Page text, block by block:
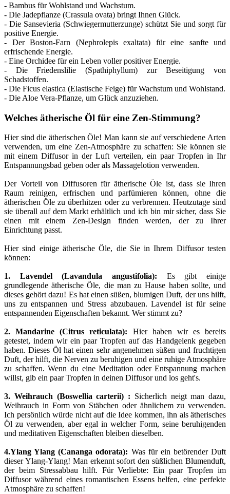
- Bambus für Wohlstand und Wachstum.
- Die Jadepflanze (Crassula ovata) bringt Ihnen Glück.
- Die Sansevieria (Schwiegermutterzunge) schützt Sie und sorgt für
positive Energie.
- Der Boston-Farn (Nephrolepis exaltata) für eine sanfte und
erfrischende Energie.
- Eine Orchidee für ein Leben voller positiver Energie.
- Die Friedenslilie (Spathiphyllum) zur Beseitigung von
Schadstoffen.
- Die Ficus elastica (Elastische Feige) für Wachstum und Wohlstand.
- Die Aloe Vera-Pflanze, um Glück anzuziehen.
Welches ätherische Öl für eine Zen-Stimmung?
Hier sind die ätherischen Öle! Man kann sie auf verschiedene Arten
verwenden, um eine Zen-Atmosphäre zu schaffen: Sie können sie
mit einem Diffusor in der Luft verteilen, ein paar Tropfen in Ihr
Entspannungsbad geben oder als Massagelotion verwenden.
Der Vorteil von Diffusoren für ätherische Öle ist, dass sie Ihren
Raum reinigen, erfrischen und parfümieren können, ohne die
ätherischen Öle zu überhitzen oder zu verbrennen. Heutzutage sind
sie überall auf dem Markt erhältlich und ich bin mir sicher, dass Sie
einen mit einem Zen-Design finden werden, der zu Ihrer
Einrichtung passt.
Hier sind einige ätherische Öle, die Sie in Ihrem Diffusor testen
können:
1. Lavendel (Lavandula angustifolia): Es gibt einige
grundlegende ätherische Öle, die man zu Hause haben sollte, und
dieses gehört dazu! Es hat einen süßen, blumigen Duft, der uns hilft,
uns zu entspannen und Stress abzubauen. Lavendel ist für seine
entspannenden Eigenschaften bekannt. Wer stimmt zu?
2. Mandarine (Citrus reticulata): Hier haben wir es bereits
getestet, indem wir ein paar Tropfen auf das Handgelenk gegeben
haben. Dieses Öl hat einen sehr angenehmen süßen und fruchtigen
Duft, der hilft, die Nerven zu beruhigen und eine ruhige Atmosphäre
zu schaffen. Wenn du eine Meditation oder Entspannung machen
willst, gib ein paar Tropfen in deinen Diffusor und los geht's.
3. Weihrauch (Boswellia carterii) : Sicherlich neigt man dazu,
Weihrauch in Form von Stäbchen oder ähnlichem zu verwenden.
Ich persönlich würde nicht auf die Idee kommen, ihn als ätherisches
Öl zu verwenden, aber egal in welcher Form, seine beruhigenden
und meditativen Eigenschaften bleiben dieselben.
4.Ylang Ylang (Cananga odorata): Was für ein betörender Duft
dieser Ylang-Ylang! Man erkennt sofort den süßlichen Blumenduft,
der beim Stressabbau hilft. Für Verliebte: Ein paar Tropfen im
Diffusor während eines romantischen Essens helfen, eine perfekte
Atmosphäre zu schaffen!